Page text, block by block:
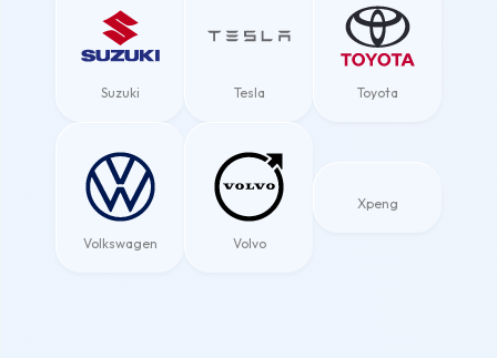
Suzuki Tesla Toyota
Volkswagen Volvo
Xpeng